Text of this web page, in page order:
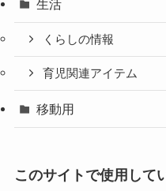
生活
くらしの情報
育児関連アイテム
移動用
このサイトで使用して